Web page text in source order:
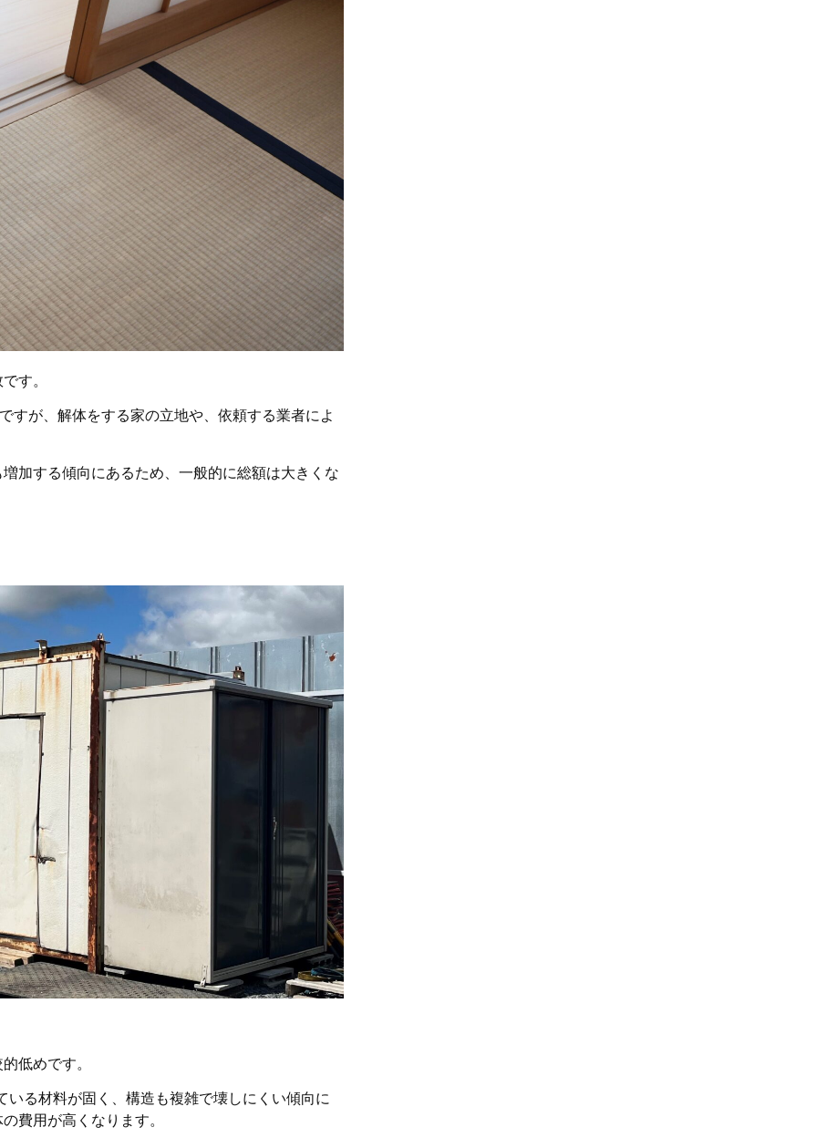
す。
すが、解体をする家の立地や、依頼する業者によ
加する傾向にあるため、一般的に総額は大きくな
低めです。
る材料が固く、構造も複雑で壊しにくい傾向に
費用が高くなります。